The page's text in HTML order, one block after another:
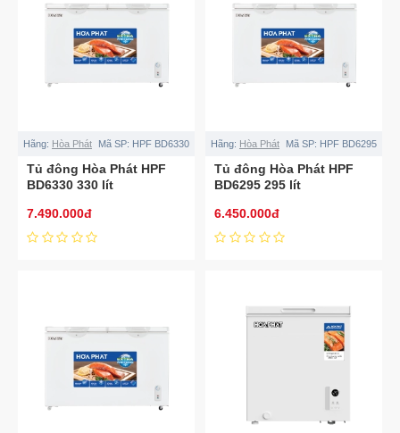
Hãng: Hòa Phát Mã SP: HPF BD6330
Tủ đông Hòa Phát HPF
BD6330 330 lít
7.490.000đ
Hãng: Hòa Phát Mã SP: HPF BD6295
Tủ đông Hòa Phát HPF
BD6295 295 lít
6.450.000đ